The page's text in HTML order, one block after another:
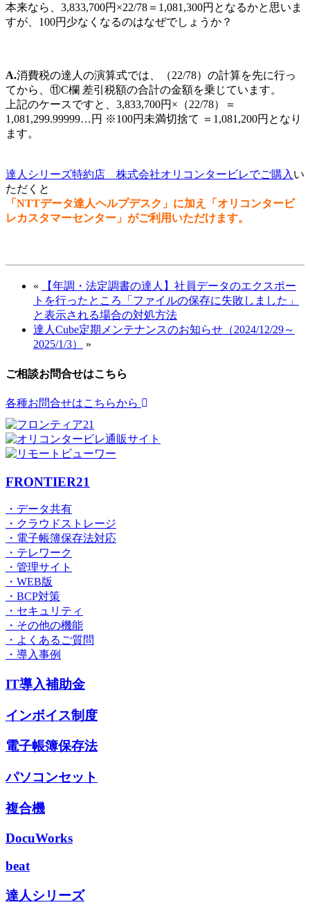
本来なら、3,833,700円×22/78＝1,081,300円となるかと思いま
すが、100円少なくなるのはなぜでしょうか？
A.消費税の達人の演算式では、（22/78）の計算を先に行っ
てから、⑪C欄 差引税額の合計の金額を乗じています。
上記のケースですと、3,833,700円×（22/78）＝
1,081,299.99999…円 ※100円未満切捨て ＝1,081,200円となり
ます。
達人シリーズ特約店 株式会社オリコンタービレでご購入 い
ただくと
「NTTデータ達人ヘルプデスク」に加え「オリコンタービ
レカスタマーセンター」がご利用いただけます。
«
【年調・法定調書の達人】社員データのエクスポー
トを行ったところ「ファイルの保存に失敗しました」
と表示される場合の対処方法
達人Cube定期メンテナンスのお知らせ（2024/12/29～
2025/1/3）
»
ご相談お問合せはこちら
各種お問合せはこちらから
FRONTIER21
・データ共有
・クラウドストレージ
・電子帳簿保存法対応
・テレワーク
・管理サイト
・WEB版
・BCP対策
・セキュリティ
・その他の機能
・よくあるご質問
・導入事例
IT導入補助金
インボイス制度
電子帳簿保存法
パソコンセット
複合機
DocuWorks
beat
達人シリーズ